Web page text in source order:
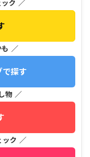
ク ／
／
探す
物 ／
ック ／